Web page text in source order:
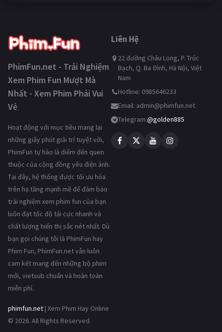
PhimFun.net - Trải Nghiệm
Xem Phim Fun Mượt Mà
Nhất - Xem Phim Phải Vui
Vẻ
Hoạt động với mục tiêu mang lại
những giây phút giải trí tuyệt vời,
PhimFun tự hào là điểm đến quen
thuộc của cộng đồng yêu điện ảnh.
Tại đây, hệ thống được tối ưu hóa
trên hạ tầng mạnh mẽ để đảm bảo
trải nghiệm xem phim fun của bạn
luôn đạt tốc độ tải cực nhanh và
chất lượng hiển thị sắc nét nhất. Dù
bạn gọi chúng tôi là PhimFun hay
Phim Fun, PhimFun.net vẫn luôn
cam kết mang đến những bộ phim
mới, vietsub chuẩn và hoàn toàn
miễn phí.
phimfun.net | Xem Phim Hay Online
© 2026. All Rights Reserved
Liên Hệ
22 đường Châu Long, P. Trúc
Bạch, Q. Ba Đình, Hà Nội, Việt
Nam
Hotline: 0985646233
Email: admin@phimfun.net
Telegram:@golden885